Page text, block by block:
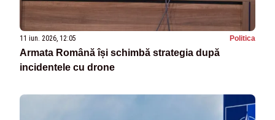
11 iun. 2026, 12:05 Politica
Armata Română își schimbă strategia după
incidentele cu drone